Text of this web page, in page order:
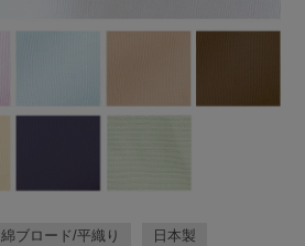
綿ブロード/平織り 日本製